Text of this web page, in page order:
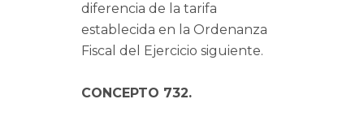
diferencia de la tarifa
establecida en la Ordenanza
Fiscal del Ejercicio siguiente.
CONCEPTO 732.